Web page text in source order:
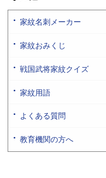
家紋名刺メーカー
家紋おみくじ
戦国武将家紋クイズ
家紋用語
よくある質問
教育機関の方へ